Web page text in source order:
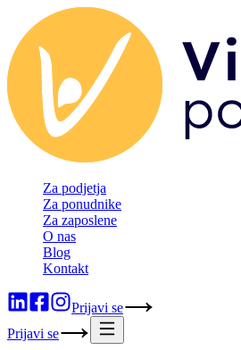
Za podjetja
Za ponudnike
Za zaposlene
O nas
Blog
Kontakt
Prijavi se
Prijavi se